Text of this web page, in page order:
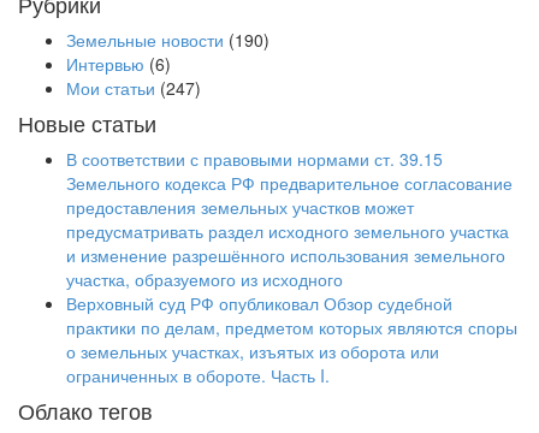
Земельные новости (190)
Интервью (6)
Мои статьи (247)
Новые статьи
В соответствии с правовыми нормами ст. 39.15
Земельного кодекса РФ предварительное согласование
предоставления земельных участков может
предусматривать раздел исходного земельного участка
и изменение разрешённого использования земельного
участка, образуемого из исходного
Верховный суд РФ опубликовал Обзор судебной
практики по делам, предметом которых являются споры
о земельных участках, изъятых из оборота или
ограниченных в обороте. Часть I.
Облако тегов